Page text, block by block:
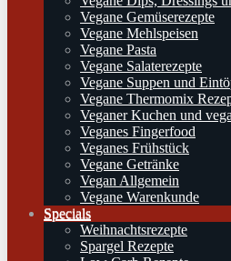
Vegane Gemüserezepte
Vegane Mehlspeisen
Vegane Pasta
Vegane Salaterezepte
Vegane Suppen und
Vegane Thermomix
Veganer Kuchen und
Veganes Fingerfood
Veganes Frühstück
Vegane Getränke
Vegan Allgemein
Vegane Warenkunde
Specials
Weihnachtsrezepte
Spargel Rezepte